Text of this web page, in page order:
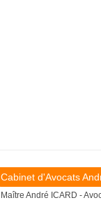
Cabinet d'Avocats
Maître André ICARD -